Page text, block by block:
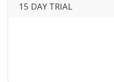
15 DAY TRIAL